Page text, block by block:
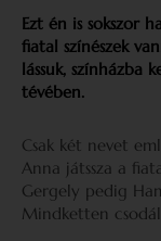
Ezt én is sokszor
fiatal színészek
lássuk, színházba
tévében.
Csak két nevet
Anna játssza a
Gergely pedig
Mindketten